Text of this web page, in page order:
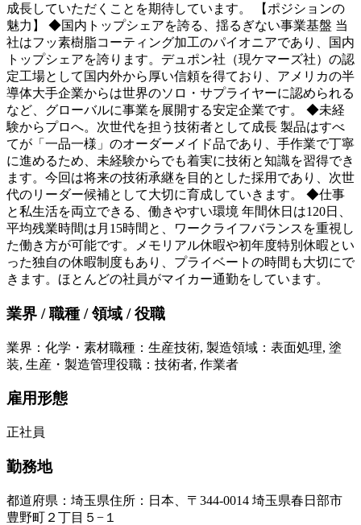
成長していただくことを期待しています。 【ポジションの
魅力】 ◆国内トップシェアを誇る、揺るぎない事業基盤 当
社はフッ素樹脂コーティング加工のパイオニアであり、国内
トップシェアを誇ります。デュポン社（現ケマーズ社）の認
定工場として国内外から厚い信頼を得ており、アメリカの半
導体大手企業からは世界のソロ・サプライヤーに認められる
など、グローバルに事業を展開する安定企業です。 ◆未経
験からプロへ。次世代を担う技術者として成長 製品はすべ
てが「一品一様」のオーダーメイド品であり、手作業で丁寧
に進めるため、未経験からでも着実に技術と知識を習得でき
ます。今回は将来の技術承継を目的とした採用であり、次世
代のリーダー候補として大切に育成していきます。 ◆仕事
と私生活を両立できる、働きやすい環境 年間休日は120日、
平均残業時間は月15時間と、ワークライフバランスを重視し
た働き方が可能です。メモリアル休暇や初年度特別休暇とい
った独自の休暇制度もあり、プライベートの時間も大切にで
きます。ほとんどの社員がマイカー通勤をしています。
業界 / 職種 / 領域 / 役職
業界 ： 化学・素材職種 ： 生産技術, 製造領域 ： 表面処理, 塗
装, 生産・製造管理役職 ： 技術者, 作業者
雇用形態
正社員
勤務地
都道府県 ： 埼玉県住所 ： 日本、〒344-0014 埼玉県春日部市
豊野町２丁目５−１